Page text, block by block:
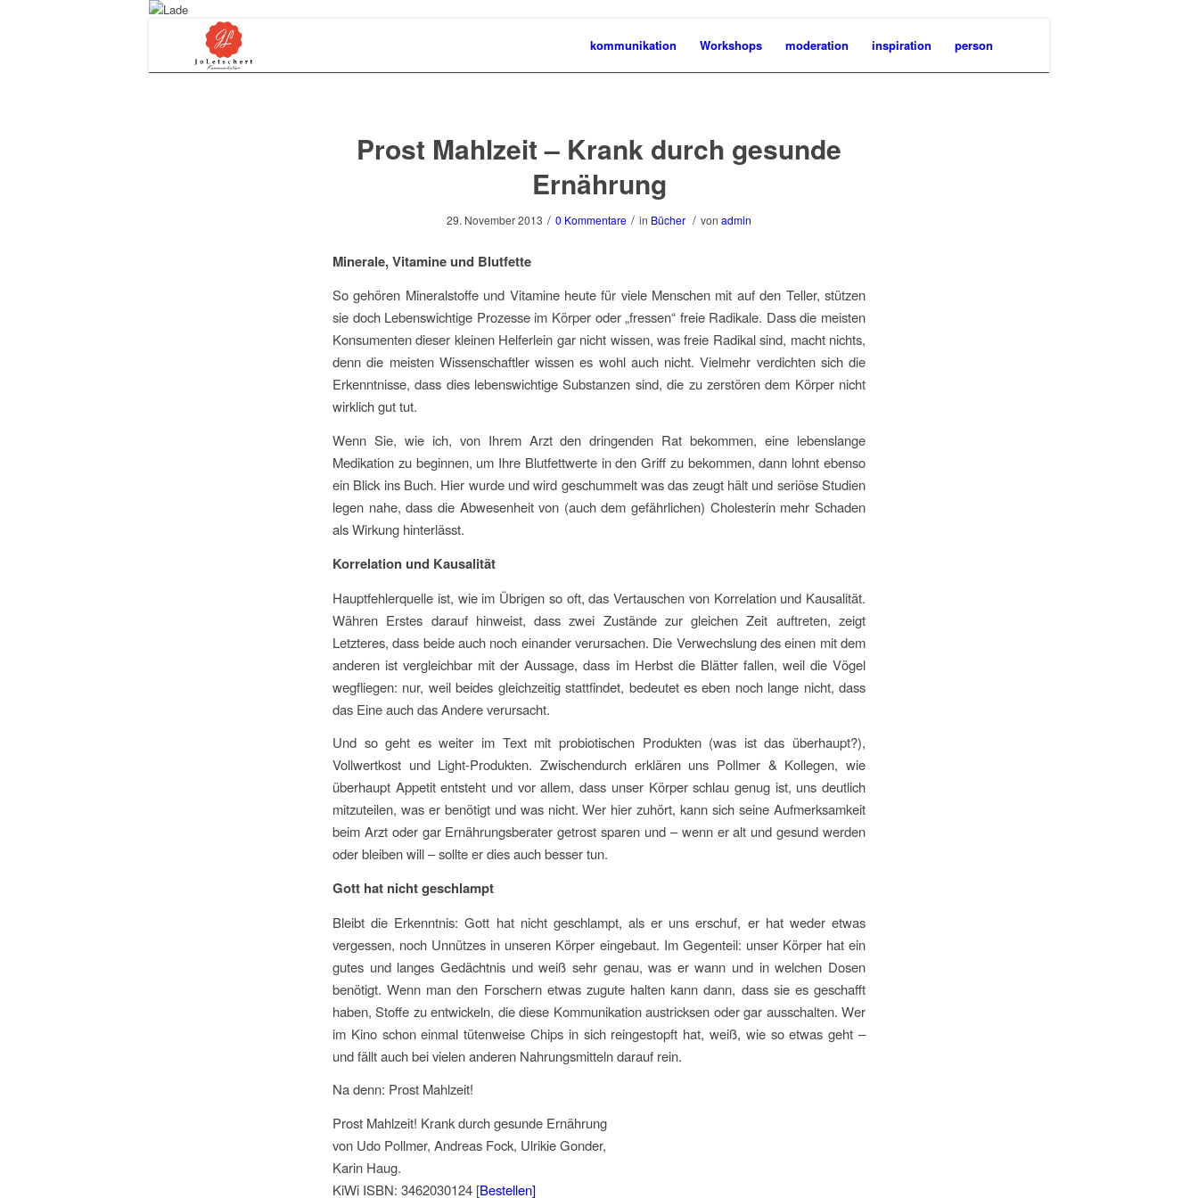
kommunikation Workshops moderation inspiration person
Prost Mahlzeit – Krank durch gesunde
Ernährung
29. November 2013 / 0 Kommentare / in Bücher / von admin
Minerale, Vitamine und Blutfette
So gehören Mineralstoffe und Vitamine heute für viele Menschen mit auf den Teller, stützen
sie doch Lebenswichtige Prozesse im Körper oder „fressen“ freie Radikale. Dass die meisten
Konsumenten dieser kleinen Helferlein gar nicht wissen, was freie Radikal sind, macht nichts,
denn die meisten Wissenschaftler wissen es wohl auch nicht. Vielmehr verdichten sich die
Erkenntnisse, dass dies lebenswichtige Substanzen sind, die zu zerstören dem Körper nicht
wirklich gut tut.
Wenn Sie, wie ich, von Ihrem Arzt den dringenden Rat bekommen, eine lebenslange
Medikation zu beginnen, um Ihre Blutfettwerte in den Griff zu bekommen, dann lohnt ebenso
ein Blick ins Buch. Hier wurde und wird geschummelt was das zeugt hält und seriöse Studien
legen nahe, dass die Abwesenheit von (auch dem gefährlichen) Cholesterin mehr Schaden
als Wirkung hinterlässt.
Korrelation und Kausalität
Hauptfehlerquelle ist, wie im Übrigen so oft, das Vertauschen von Korrelation und Kausalität.
Währen Erstes darauf hinweist, dass zwei Zustände zur gleichen Zeit auftreten, zeigt
Letzteres, dass beide auch noch einander verursachen. Die Verwechslung des einen mit dem
anderen ist vergleichbar mit der Aussage, dass im Herbst die Blätter fallen, weil die Vögel
wegfliegen: nur, weil beides gleichzeitig stattfindet, bedeutet es eben noch lange nicht, dass
das Eine auch das Andere verursacht.
Und so geht es weiter im Text mit probiotischen Produkten (was ist das überhaupt?),
Vollwertkost und Light-Produkten. Zwischendurch erklären uns Pollmer & Kollegen, wie
überhaupt Appetit entsteht und vor allem, dass unser Körper schlau genug ist, uns deutlich
mitzuteilen, was er benötigt und was nicht. Wer hier zuhört, kann sich seine Aufmerksamkeit
beim Arzt oder gar Ernährungsberater getrost sparen und – wenn er alt und gesund werden
oder bleiben will – sollte er dies auch besser tun.
Gott hat nicht geschlampt
Bleibt die Erkenntnis: Gott hat nicht geschlampt, als er uns erschuf, er hat weder etwas
vergessen, noch Unnützes in unseren Körper eingebaut. Im Gegenteil: unser Körper hat ein
gutes und langes Gedächtnis und weiß sehr genau, was er wann und in welchen Dosen
benötigt. Wenn man den Forschern etwas zugute halten kann dann, dass sie es geschafft
haben, Stoffe zu entwickeln, die diese Kommunikation austricksen oder gar ausschalten. Wer
im Kino schon einmal tütenweise Chips in sich reingestopft hat, weiß, wie so etwas geht –
und fällt auch bei vielen anderen Nahrungsmitteln darauf rein.
Na denn: Prost Mahlzeit!
Prost Mahlzeit! Krank durch gesunde Ernährung
von Udo Pollmer, Andreas Fock, Ulrikie Gonder,
Karin Haug.
KiWi ISBN: 3462030124 [Bestellen]